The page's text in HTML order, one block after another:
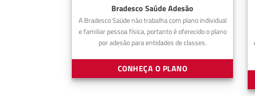
Bradesco Saúde Adesão
A Bradesco Saúde não trabalha com plano individual
e familiar pessoa física, portanto é oferecido o plano
por adesão para entidades de classes.
CONHEÇA O PLANO